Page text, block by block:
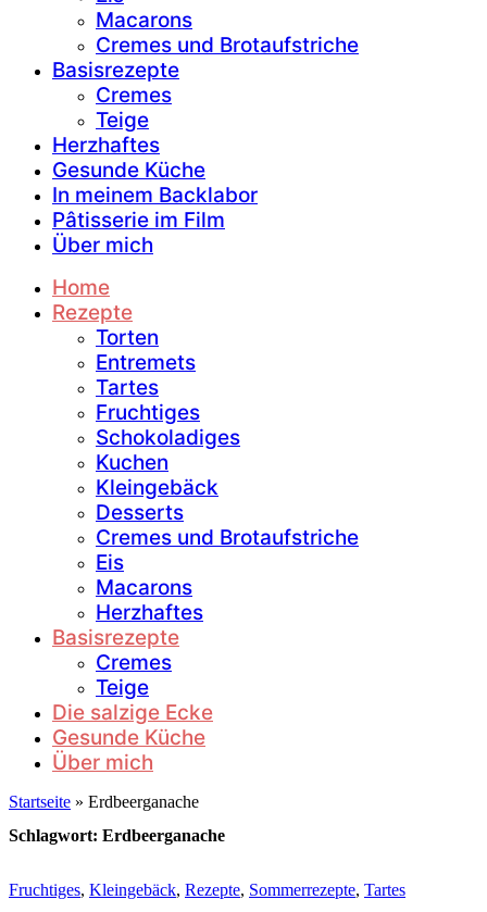
Macarons
Cremes und Brotaufstriche
Basisrezepte
Cremes
Teige
Herzhaftes
Gesunde Küche
In meinem Backlabor
Pâtisserie im Film
Über mich
Home
Rezepte
Torten
Entremets
Tartes
Fruchtiges
Schokoladiges
Kuchen
Kleingebäck
Desserts
Cremes und Brotaufstriche
Eis
Macarons
Herzhaftes
Basisrezepte
Cremes
Teige
Die salzige Ecke
Gesunde Küche
Über mich
Startseite » Erdbeerganache
Schlagwort: Erdbeerganache
Fruchtiges, Kleingebäck, Rezepte, Sommerrezepte, Tartes